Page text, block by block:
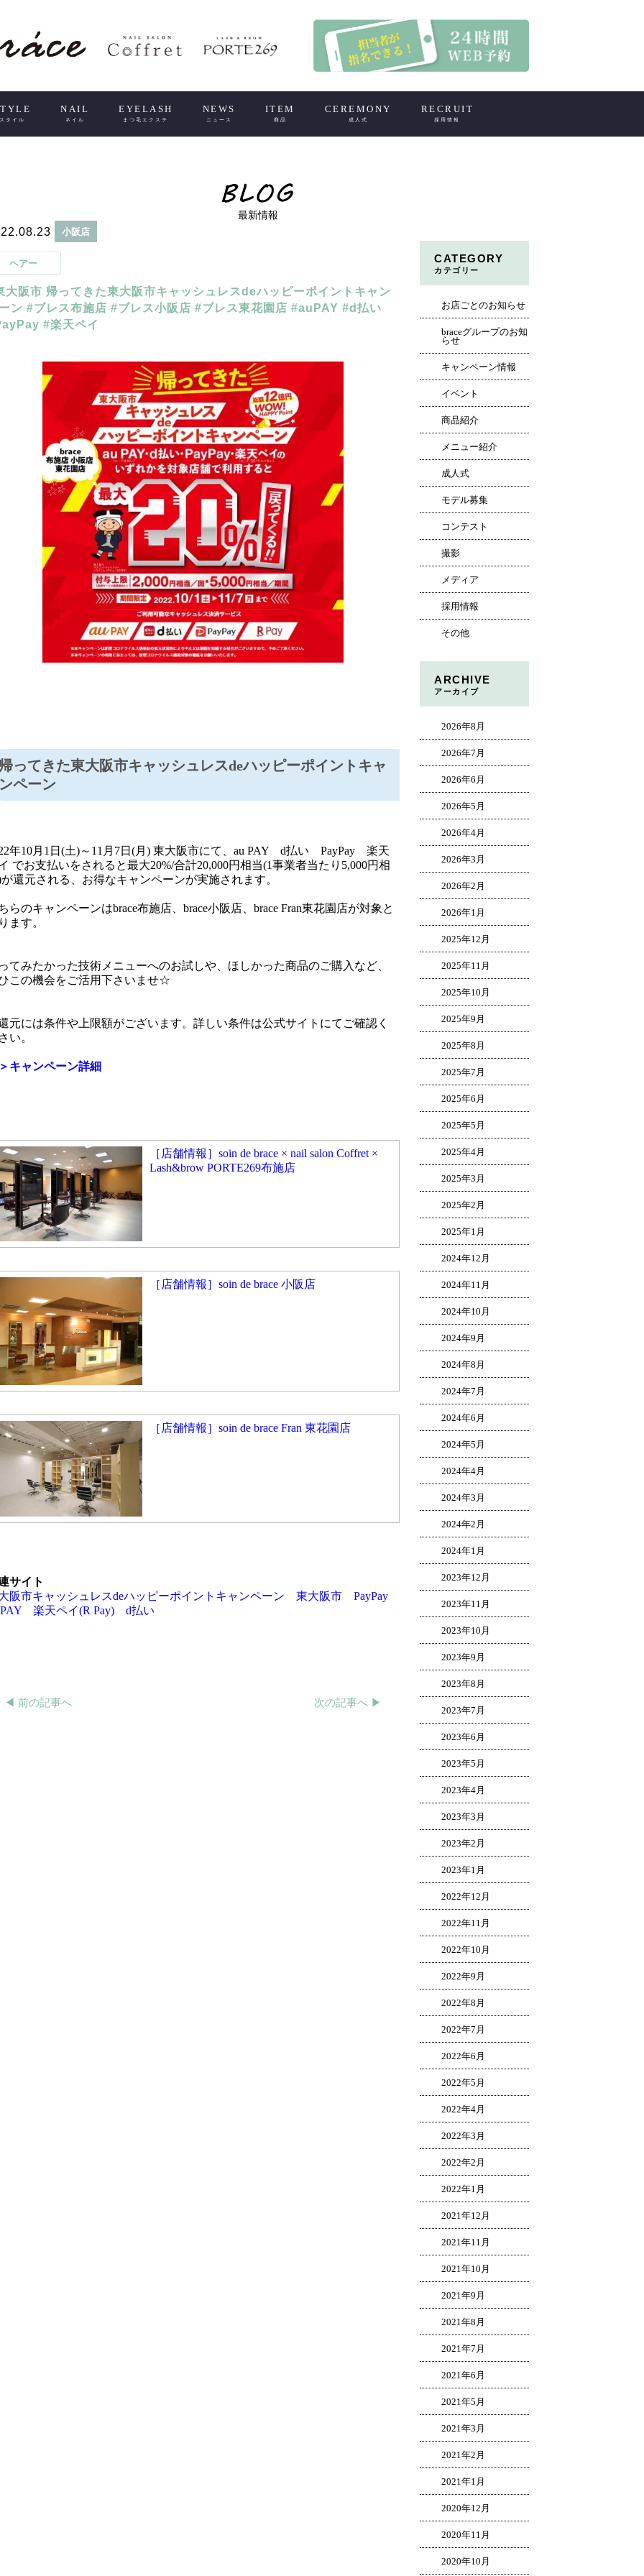
タイル
NAIL
ネイル
EYELASH
まつ毛エクステ
NEWS
ニュース
ITEM
商品
CEREMONY
成人式
RECRUIT
採用情報
最新情報
小阪店
ヘアー
大阪市 帰ってきた東大阪市キャッシュレスdeハッピーポイントキャン
ン #ブレス布施店 #ブレス小阪店 #ブレス東花園店 #auPAY #d払い
#楽天ペイ
ってきた東大阪市キャッシュレスdeハッピーポイントキャ
ペーン
年10月1日(土)～11月7日(月) 東大阪市にて、au PAY d払い PayPay 楽天
でお支払いをされると最大20%/合計20,000円相当(1事業者当たり5,000円相
還元される、お得なキャンペーンが実施されます。
らのキャンペーンはbrace布施店、brace小阪店、brace Fran東花園店が対象と
ます。
てみたかった技術メニューへのお試しや、ほしかった商品のご購入など、
この機会をご活用下さいませ☆
元には条件や上限額がございます。詳しい条件は公式サイトにてご確認く
い。
キャンペーン詳細
［店舗情報］soin de brace × nail salon Coffret ×
Lash&brow PORTE269布施店
［店舗情報］soin de brace 小阪店
［店舗情報］soin de brace Fran 東花園店
サイト
阪市キャッシュレスdeハッピーポイントキャンペーン
東大阪市
PayPay
楽天ペイ(R Pay) d払い
◀︎ 前の記事へ 次の記事へ ▶︎
CATEGORY
カテゴリー
お店ごとのお知らせ
braceグループのお知
らせ
キャンペーン情報
イベント
商品紹介
メニュー紹介
成人式
モデル募集
コンテスト
撮影
メディア
採用情報
その他
ARCHIVE
アーカイブ
2026年8月
2026年7月
2026年6月
2026年5月
2026年4月
2026年3月
2026年2月
2026年1月
2025年12月
2025年11月
2025年10月
2025年9月
2025年8月
2025年7月
2025年6月
2025年5月
2025年4月
2025年3月
2025年2月
2025年1月
2024年12月
2024年11月
2024年10月
2024年9月
2024年8月
2024年7月
2024年6月
2024年5月
2024年4月
2024年3月
2024年2月
2024年1月
2023年12月
2023年11月
2023年10月
2023年9月
2023年8月
2023年7月
2023年6月
2023年5月
2023年4月
2023年3月
2023年2月
2023年1月
2022年12月
2022年11月
2022年10月
2022年9月
2022年8月
2022年7月
2022年6月
2022年5月
2022年4月
2022年3月
2022年2月
2022年1月
2021年12月
2021年11月
2021年10月
2021年9月
2021年8月
2021年7月
2021年6月
2021年5月
2021年3月
2021年2月
2021年1月
2020年12月
2020年11月
2020年10月